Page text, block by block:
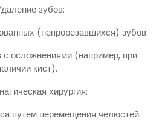
зубов:
(непрорезавшихся) зубов.
осложнениями (например, при
кист).
хирургия:
путем перемещения челюстей.